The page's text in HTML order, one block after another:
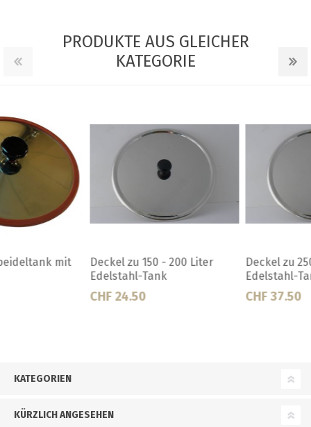
PRODUKTE AUS GLEICHER
KATEGORIE
Deckel zu 250 - 300 Liter
Deckel zu 35 liter Edelstahl-
Tank
KATEGORIEN
KÜRZLICH ANGESEHEN